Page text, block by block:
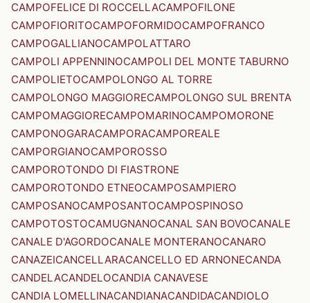
CAMPOFELICE DI ROCCELLACAMPOFILONE
CAMPOFIORITOCAMPOFORMIDOCAMPOFRANCO
CAMPOGALLIANOCAMPOLATTARO
CAMPOLI APPENNINOCAMPOLI DEL MONTE TABURNO
CAMPOLIETOCAMPOLONGO AL TORRE
CAMPOLONGO MAGGIORECAMPOLONGO SUL BRENTA
CAMPOMAGGIORECAMPOMARINOCAMPOMORONE
CAMPONOGARACAMPORACAMPOREALE
CAMPORGIANOCAMPOROSSO
CAMPOROTONDO DI FIASTRONE
CAMPOROTONDO ETNEOCAMPOSAMPIERO
CAMPOSANOCAMPOSANTOCAMPOSPINOSO
CAMPOTOSTOCAMUGNANOCANAL SAN BOVOCANALE
CANALE D'AGORDOCANALE MONTERANOCANARO
CANAZEICANCELLARACANCELLO ED ARNONECANDA
CANDELACANDELOCANDIA CANAVESE
CANDIA LOMELLINACANDIANACANDIDACANDIOLO